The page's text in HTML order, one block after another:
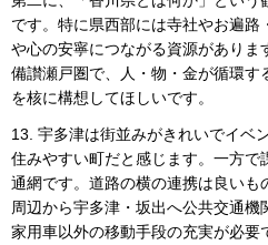
です。特に県西部には寺社やお遍路
や心の安寧につながる資源があり
備讃瀬戸圏で、人・物・金が循環
を核に構想してほしいです。
13. 宇多津は街並みがきれいでイベ
住みやすい町だと感じます。一方
通網です。道路の横の連携は良い
周辺から宇多津・坂出へ公共交通機
家用車以外の移動手段の充実が必要